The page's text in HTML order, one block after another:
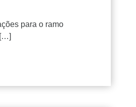
para o ramo